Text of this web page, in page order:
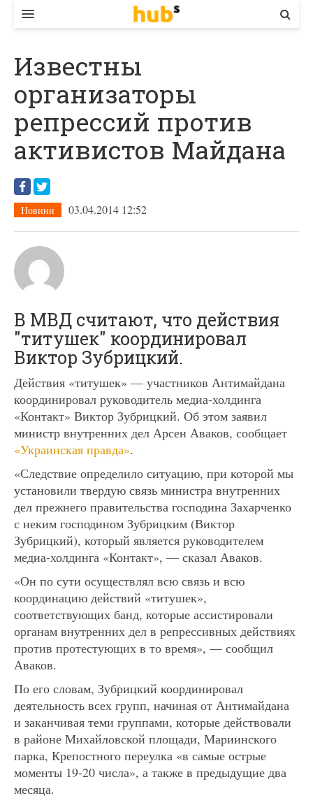
ЕКОНОМІКА
БІЗНЕС
СТАРТЕР
КОНТАКТИ
Известны
организаторы
репрессий против
активистов Майдана
Новини 03.04.2014 12:52
В МВД считают, что действия
"титушек" координировал
Виктор Зубрицкий.
Действия «титушек» — участников Антимайдана
координировал руководитель медиа-холдинга
«Контакт» Виктор Зубрицкий. Об этом заявил
министр внутренних дел Арсен Аваков, сообщает
«Украинская правда».
«Следствие определило ситуацию, при которой мы
установили твердую связь министра внутренних
дел прежнего правительства господина Захарченко
с неким господином Зубрицким (Виктор
Зубрицкий), который является руководителем
медиа-холдинга «Контакт», — сказал Аваков.
«Он по сути осуществлял всю связь и всю
координацию действий «титушек»,
соответствующих банд, которые ассистировали
органам внутренних дел в репрессивных действиях
против протестующих в то время», — сообщил
Аваков.
По его словам, Зубрицкий координировал
деятельность всех групп, начиная от Антимайдана
и заканчивая теми группами, которые действовали
в районе Михайловской площади, Мариинского
парка, Крепостного переулка «в самые острые
моменты 19-20 числа», а также в предыдущие два
месяца.